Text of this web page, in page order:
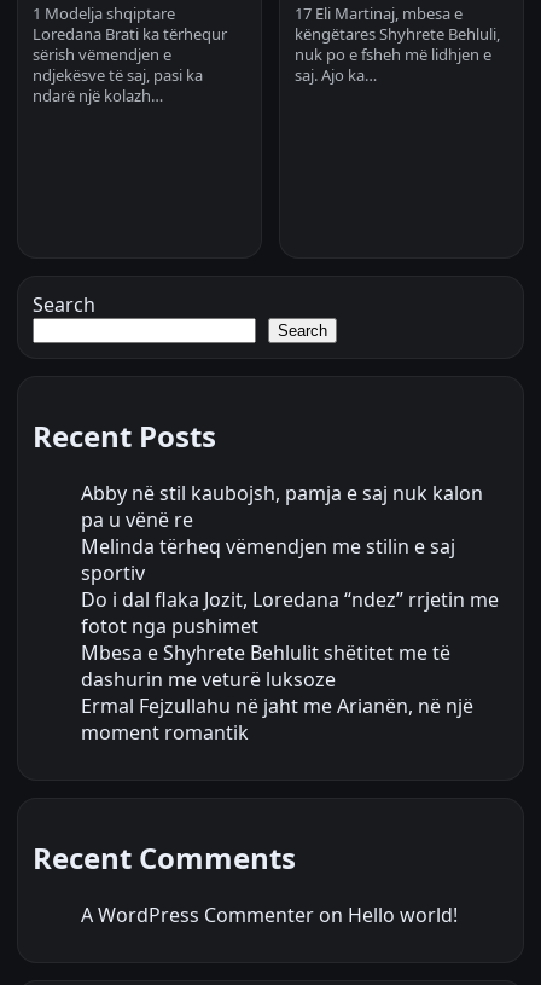
1 Modelja shqiptare
Loredana Brati ka tërhequr
sërish vëmendjen e
ndjekësve të saj, pasi ka
ndarë një kolazh…
17 Eli Martinaj, mbesa e
këngëtares Shyhrete Behluli,
nuk po e fsheh më lidhjen e
saj. Ajo ka…
Search
Search
Recent Posts
Abby në stil kaubojsh, pamja e saj nuk kalon
pa u vënë re
Melinda tërheq vëmendjen me stilin e saj
sportiv
Do i dal flaka Jozit, Loredana “ndez” rrjetin me
fotot nga pushimet
Mbesa e Shyhrete Behlulit shëtitet me të
dashurin me veturë luksoze
Ermal Fejzullahu në jaht me Arianën, në një
moment romantik
Recent Comments
A WordPress Commenter on Hello world!